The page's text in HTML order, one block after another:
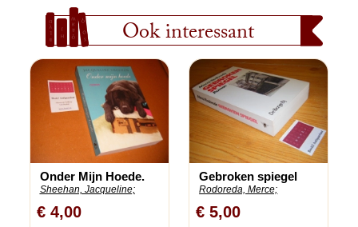
Ook interessant
Onder Mijn Hoede.
Sheehan, Jacqueline;
€ 4,00
Gebroken spiegel
Rodoreda, Merce;
€ 5,00